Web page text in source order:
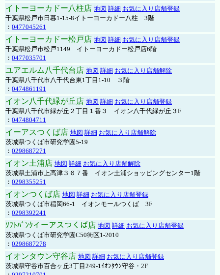
イトーヨーカドー八柱店 地図 詳細 お気に入り店舗登録
千葉県松戸市日暮1-15-8イトーヨーカドー八柱 3階
： 0477045261
イトーヨーカドー松戸店 地図 詳細 お気に入り店舗登録
千葉県松戸市松戸1149 イトーヨーカドー松戸店6階
： 0477035701
ユアエルム八千代台店 地図 詳細 お気に入り店舗解除
千葉県八千代市八千代台東1丁目1-10 ３階
： 0474861191
イオン八千代緑が丘店 地図 詳細 お気に入り店舗登録
千葉県八千代市緑が丘２丁目１番３ イオン八千代緑が丘３F
： 0474804711
イーアスつくば店 地図 詳細 お気に入り店舗解除
茨城県つくば市研究学園5-19
： 0298687271
イオン土浦店 地図 詳細 お気に入り店舗解除
茨城県土浦市上高津３６７番 イオン土浦ショッピングセンター1階
： 0298355251
イオンつくば店 地図 詳細 お気に入り店舗登録
茨城県つくば市稲岡66-1 イオンモールつくば 3F
： 0298392241
ｿﾌﾄﾊﾞﾝｸイーアスつくば店 地図 詳細 お気に入り店舗登録
茨城県つくば市研究学園C50街区1-2010
： 0298687278
イオンタウン守谷店 地図 詳細 お気に入り店舗登録
茨城県守谷市百合ヶ丘3丁目249-1ｲｵﾝﾀｳﾝ守谷・2F